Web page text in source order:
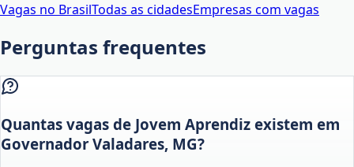
Vagas no BrasilTodas as cidadesEmpresas com vagas
Perguntas frequentes
Quantas vagas de Jovem Aprendiz existem em
Governador Valadares, MG?